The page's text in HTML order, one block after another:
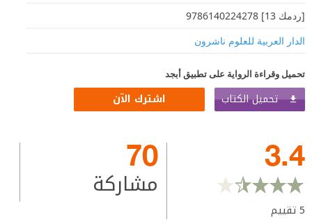
[ردمك 13] 9786140224278
الدار العربية للعلوم ناشرون
تحميل وقراءة الرواية على تطبيق أبجد
تحميل الكتاب اشترك الآن
3.4
5تقييم
70
مشاركة